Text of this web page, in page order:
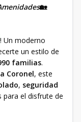
🏡
! Un moderno
un estilo de
familias.
Coronel, este
, seguridad
para el disfrute de